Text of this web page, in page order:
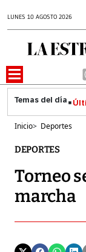
LUNES 10 AGOSTO 2026
Inicio> Deportes
DEPORTES
Torneo
marcha